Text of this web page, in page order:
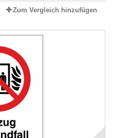
Zum Vergleich hinzufügen